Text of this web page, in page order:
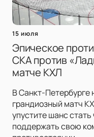
15 июля
Эпическое
СКА против
матче КХЛ
В Санкт-Петербурге
грандиозный матч
упустите шанс
поддержать свою